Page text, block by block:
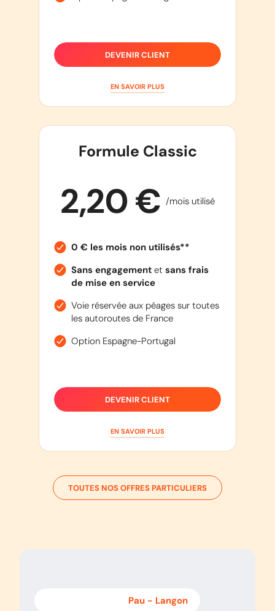
DEVENIR CLIENT
EN SAVOIR PLUS
Formule Classic
2,20 € /mois utilisé
0 € les mois non utilisés**
Sans engagementet sans frais
de mise en service
Voie réservée aux péages sur toutes
les autoroutes de France
Option Espagne-Portugal
DEVENIR CLIENT
EN SAVOIR PLUS
TOUTES NOS OFFRES PARTICULIERS
Pau - Langon